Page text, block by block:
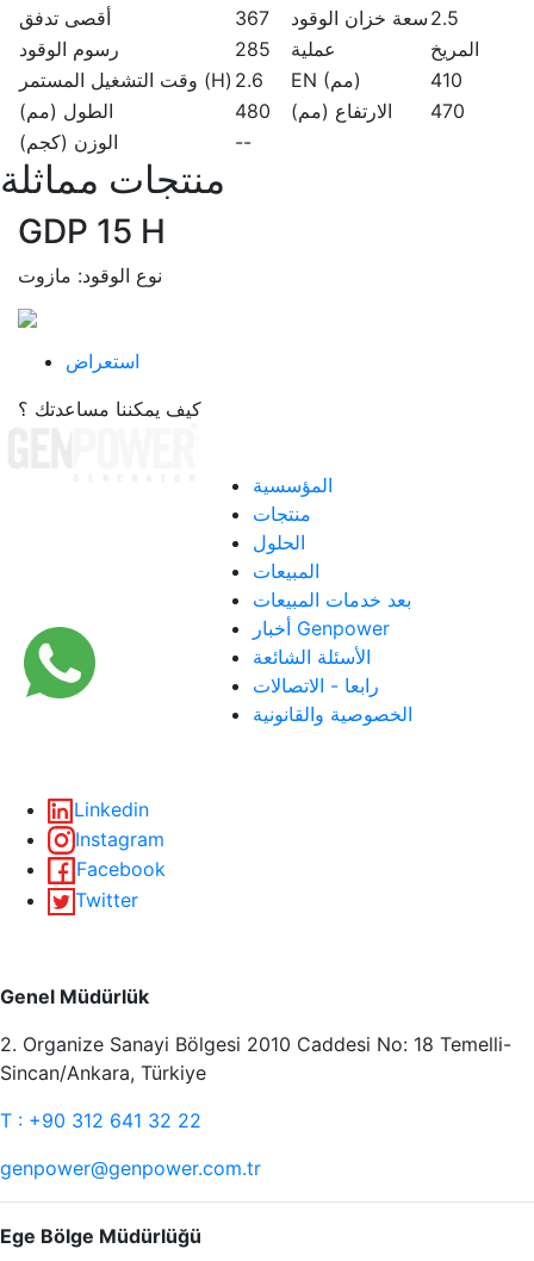
أقصى تدفق
367 سعة خزان الوقود 2.5
رسوم الوقود
285 عملية
المريخ
وقت التشغيل المستمر (H) 2.6 EN (مم)
410
الطول (مم)
480 الارتفاع (مم)
470
الوزن (كجم)
--
منتجات مماثلة
GDP 15 H
نوع الوقود: مازوت
استعراض
كيف يمكننا مساعدتك ؟
المؤسسية
منتجات
الحلول
المبيعات
بعد خدمات المبيعات
أخبار Genpower
الأسئلة الشائعة
رابعا - الاتصالات
الخصوصية والقانونية
Linkedin
Instagram
Facebook
Twitter
Genel Müdürlük
2. Organize Sanayi Bölgesi 2010 Caddesi No: 18 Temelli-
Sincan/Ankara, Türkiye
T : +90 312 641 32 22
genpower@genpower.com.tr
Ege Bölge Müdürlüğü